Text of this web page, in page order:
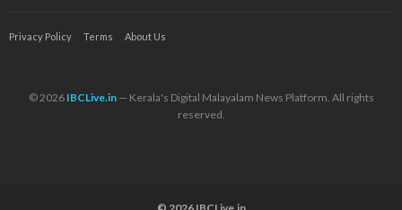
Privacy Policy Terms About Us
© 2026 IBCLive.in— Kerala's Digital Malayalam News Platform. All rights
reserved.